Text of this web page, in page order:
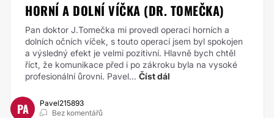
HORNÍ A DOLNÍ VÍČKA (DR. TOMEČKA)
Pan doktor J.Tomečka mi provedl operaci horních a
dolních očních víček, s touto operací jsem byl spokojen
a výsledný efekt je velmi pozitivní. Hlavně bych chtěl
říct, že komunikace před i po zákroku byla na vysoké
profesionální ůrovni. Pavel... Číst dál
PA
Pavel215893
Bez komentářů